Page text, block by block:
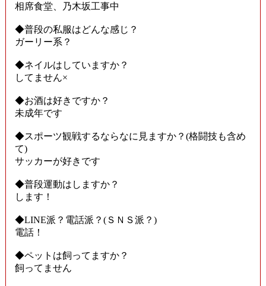
相席食堂、乃木坂工事中
◆普段の私服はどんな感じ？
ガーリー系？
◆ネイルはしていますか？
してません×
◆お酒は好きですか？
未成年です
◆スポーツ観戦するならなに見ますか？(格闘技も含め
て)
サッカーが好きです
◆普段運動はしますか？
します！
◆LINE派？電話派？(ＳＮＳ派？)
電話！
◆ペットは飼ってますか？
飼ってません